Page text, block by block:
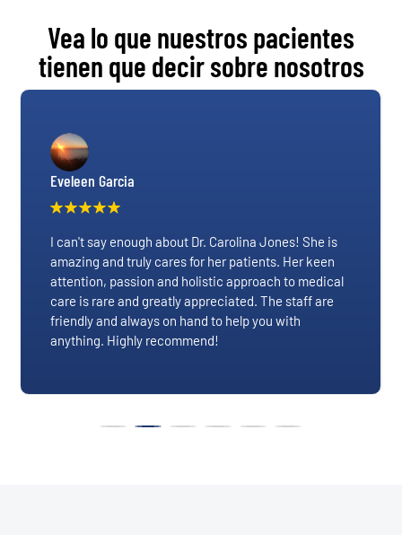
Vea lo que nuestros pacientes
tienen que decir sobre nosotros
Eveleen Garcia
I can't say enough about Dr. Carolina Jones! She is
amazing and truly cares for her patients. Her keen
attention, passion and holistic approach to medical
care is rare and greatly appreciated. The staff are
friendly and always on hand to help you with
anything. Highly recommend!